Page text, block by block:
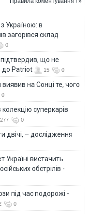
завершився
Україною: в
загорівся склад
0
що не
до Patriot
15 0
на Сонці те, чого
0
суперкарів
277 0
двічі, – дослідження
Україні вистачить
обстрілів -
під час подорожі -
0